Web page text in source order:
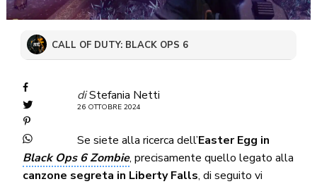
CALL OF DUTY: BLACK OPS 6
diStefania Netti
26 OTTOBRE 2024
Se siete alla ricerca dell’Easter Egg in
Black Ops 6 Zombie, precisamente quello legato alla
canzone segreta in Liberty Falls, di seguito vi